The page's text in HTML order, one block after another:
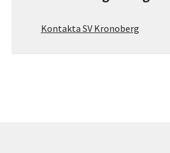
Kontakta SV Kronoberg